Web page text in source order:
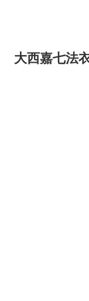
大西嘉七法